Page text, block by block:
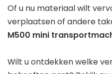
Of u nu materiaal wilt
verplaatsen of andere
M500 mini
Wilt u ontdekken welke